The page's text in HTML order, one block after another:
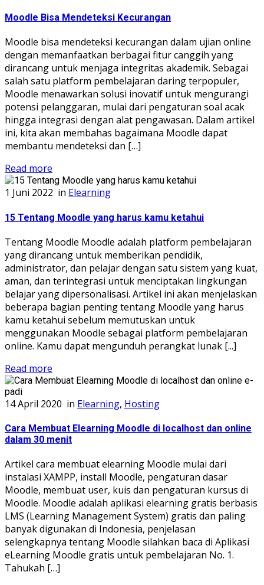
Moodle Bisa Mendeteksi Kecurangan
Moodle bisa mendeteksi kecurangan dalam ujian online
dengan memanfaatkan berbagai fitur canggih yang
dirancang untuk menjaga integritas akademik. Sebagai
salah satu platform pembelajaran daring terpopuler,
Moodle menawarkan solusi inovatif untuk mengurangi
potensi pelanggaran, mulai dari pengaturan soal acak
hingga integrasi dengan alat pengawasan. Dalam artikel
ini, kita akan membahas bagaimana Moodle dapat
membantu mendeteksi dan […]
Read more
1 Juni 2022 in Elearning
15 Tentang Moodle yang harus kamu ketahui
Tentang Moodle Moodle adalah platform pembelajaran
yang dirancang untuk memberikan pendidik,
administrator, dan pelajar dengan satu sistem yang kuat,
aman, dan terintegrasi untuk menciptakan lingkungan
belajar yang dipersonalisasi. Artikel ini akan menjelaskan
beberapa bagian penting tentang Moodle yang harus
kamu ketahui sebelum memutuskan untuk
menggunakan Moodle sebagai platform pembelajaran
online. Kamu dapat mengunduh perangkat lunak [...]
Read more
14 April 2020 in Elearning, Hosting
Cara Membuat Elearning Moodle di localhost dan online
dalam 30 menit
Artikel cara membuat elearning Moodle mulai dari
instalasi XAMPP, install Moodle, pengaturan dasar
Moodle, membuat user, kuis dan pengaturan kursus di
Moodle. Moodle adalah aplikasi elearning gratis berbasis
LMS (Learning Management System) gratis dan paling
banyak digunakan di Indonesia, penjelasan
selengkapnya tentang Moodle silahkan baca di Aplikasi
eLearning Moodle gratis untuk pembelajaran No. 1.
Tahukah […]